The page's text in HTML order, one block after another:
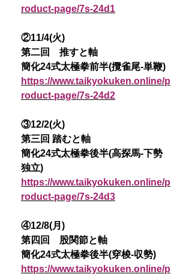
roduct-page/7s-24d1
②11/4(火)
第二回 推すと軸
簡化24式太極拳前半(攬雀尾-単鞭)
https://www.taikyokuken.online/p
roduct-page/7s-24d2
③12/2(火)
第三回 踏むと軸
簡化24式太極拳後半(高探馬-下勢
独立)
https://www.taikyokuken.online/p
roduct-page/7s-24d3
④12/8(月)
第四回 股関節と軸
簡化24式太極拳後半(穿梭-収勢)
https://www.taikyokuken.online/p